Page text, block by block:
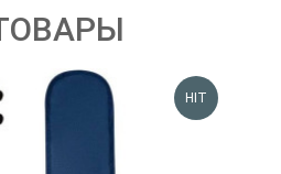
HIT